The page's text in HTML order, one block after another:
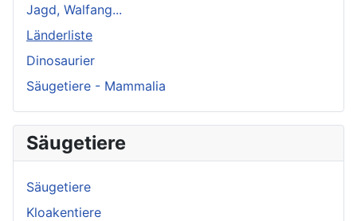
Jagd, Walfang...
Länderliste
Dinosaurier
Säugetiere - Mammalia
Säugetiere
Säugetiere
Kloakentiere